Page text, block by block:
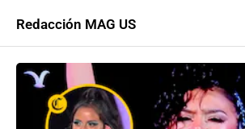
Redacción MAG US